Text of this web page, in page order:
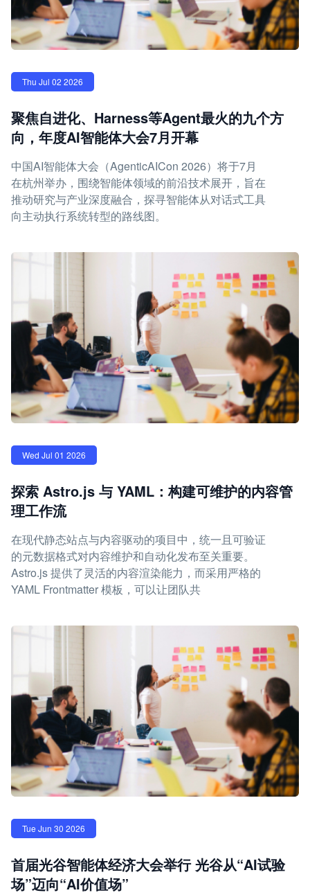
Thu Jul 02 2026
聚焦自进化、Harness等Agent最火的九个方
向，年度AI智能体大会7月开幕
中国AI智能体大会（AgenticAICon 2026）将于7月
在杭州举办，围绕智能体领域的前沿技术展开，旨在
推动研究与产业深度融合，探寻智能体从对话式工具
向主动执行系统转型的路线图。
Wed Jul 01 2026
探索 Astro.js 与 YAML：构建可维护的内容管
理工作流
在现代静态站点与内容驱动的项目中，统一且可验证
的元数据格式对内容维护和自动化发布至关重要。
Astro.js 提供了灵活的内容渲染能力，而采用严格的
YAML Frontmatter 模板，可以让团队共
Tue Jun 30 2026
首届光谷智能体经济大会举行 光谷从“AI试验
场”迈向“AI价值场”